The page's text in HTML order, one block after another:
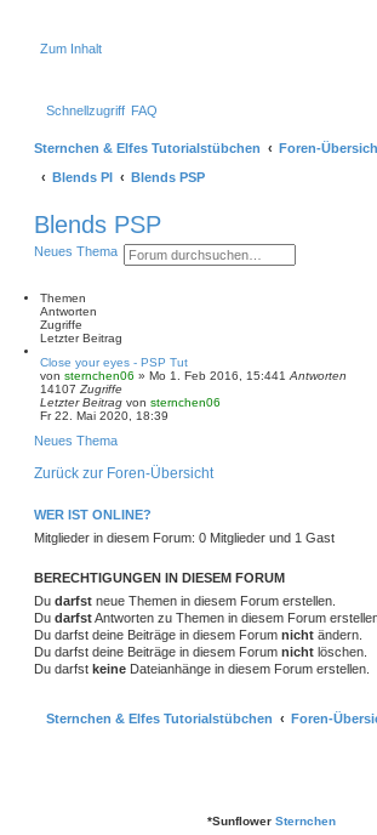
Zum Inhalt
Schnellzugriff FAQ
Sternchen & Elfes Tutorialstübchen Foren-
Blends PI
Blends PSP
Blends PSP
Neues Thema S
u
E
r
t
e
u
c
Themen
Antworten
Zugriffe
Letzter Beitrag
Close your eyes - PSP Tut
von sternchen06 » Mo 1. Feb 2016, 15:441 Antworten
14107 Zugriffe
Letzter Beitrag von sternchen06
Fr 22. Mai 2020, 18:39
Neues Thema
Zurück zur Foren-Übersicht
WER IST ONLINE?
Mitglieder in diesem Forum: 0 Mitglieder und 1 Gast
BERECHTIGUNGEN IN DIESEM FORUM
Du darfst neue Themen in diesem Forum erstellen.
Du darfstAntworten zu Themen in diesem Forum
Du darfst deine Beiträge in diesem Forum nicht ändern.
Du darfst deine Beiträge in diesem Forum nicht löschen.
Du darfst keine Dateianhänge in diesem Forum erstellen.
Sternchen & Elfes Tutorialstübchen Foren-
*Sunflower Sternchen